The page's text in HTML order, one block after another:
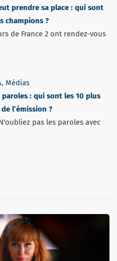
prendre sa place : qui sont
champions ?
de France 2 ont rendez-vous
, Médias
paroles : qui sont les 10 plus
l’émission ?
pas les paroles avec